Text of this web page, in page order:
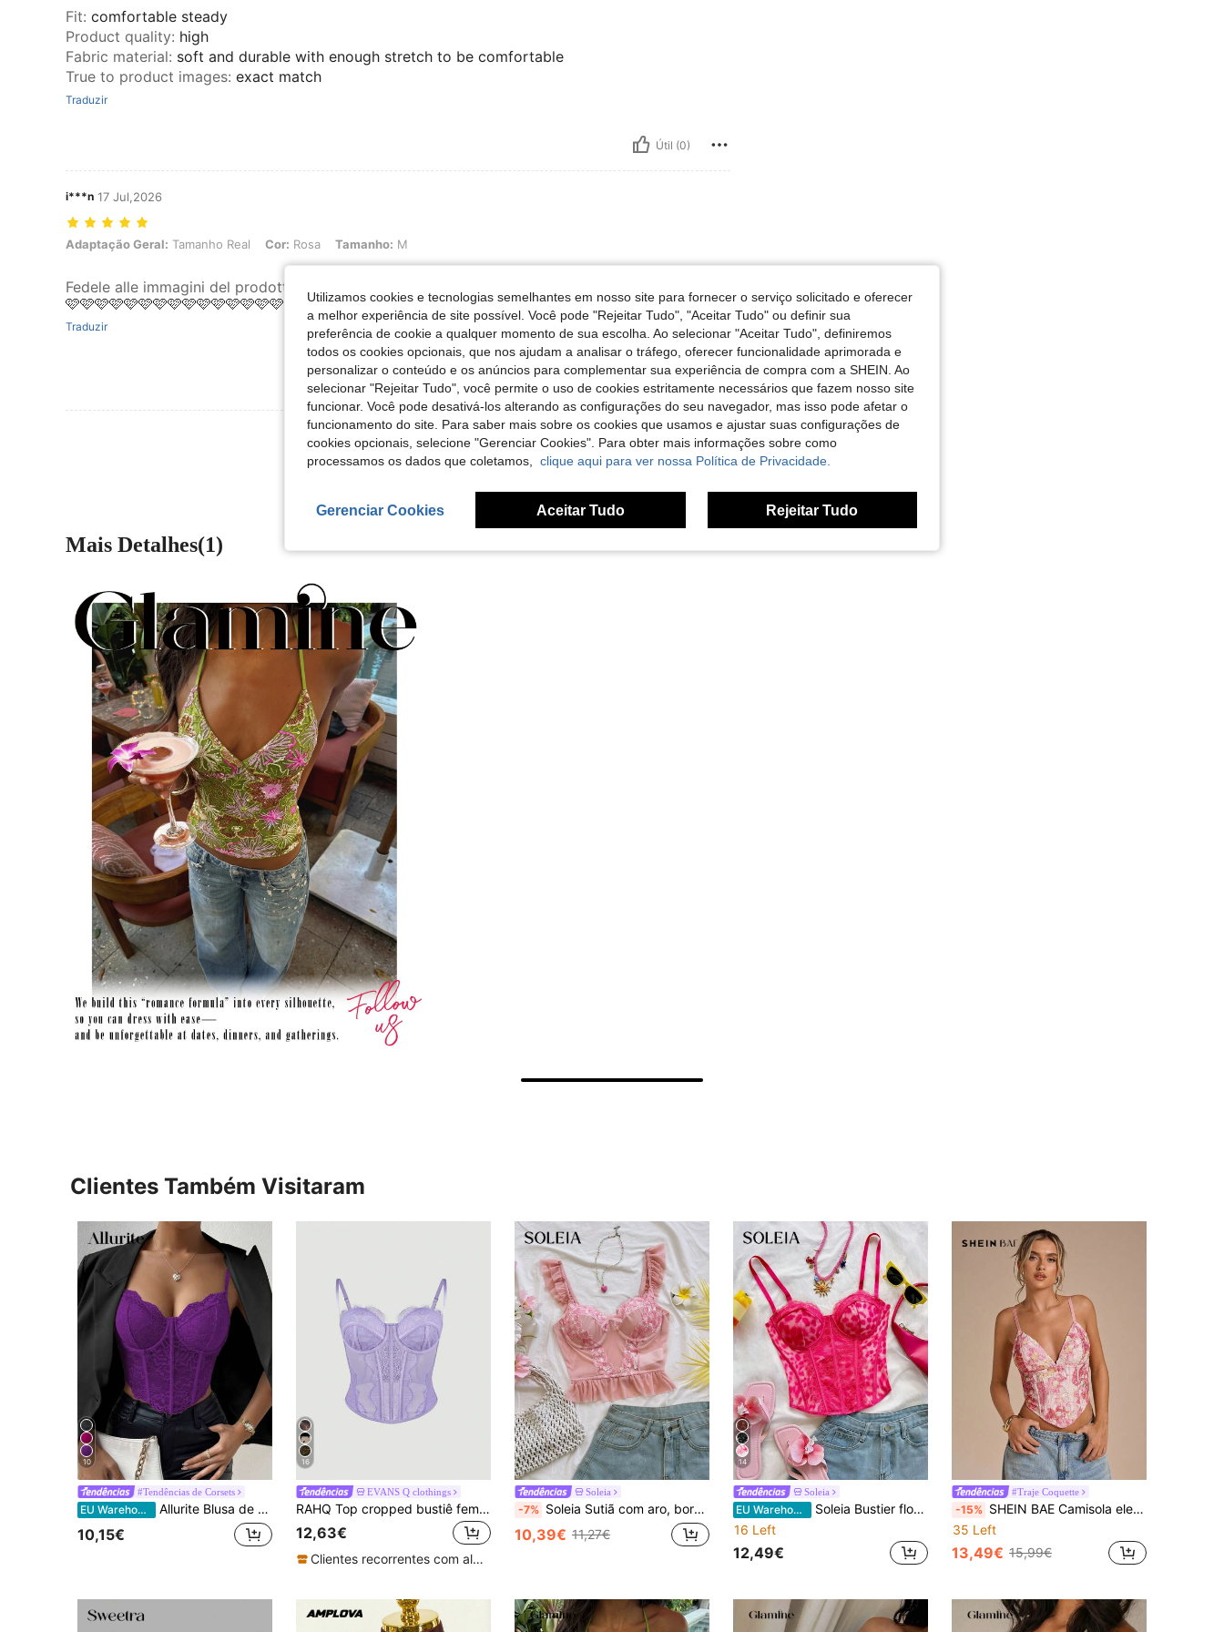
Fit: comfortable steady
Product quality: high
Fabric material: soft and durable with enough stretch to be comfortable
True to product images: exact match
Traduzir
Útil (0)
i***n 17 Jul,2026
Adaptação Geral: Tamanho Real, Cor: Rosa, Tamanho: M
Adaptação Geral: Tamanho Real Cor: Rosa Tamanho: M
Fedele alle immagini del prodotto
🩷🩷🩷🩷🩷🩷🩷🩷🩷🩷🩷🩷🩷🩷🩷🩷🩷🩷🩷🩷🩷🩷🩷🩷🌿🪻🌸✨
Traduzir
Útil (0)
Ver Mais Avaliações
Mais Detalhes(1)
Clientes Também Visitaram
10
#Tendências de Corsets
EU Warehouse Allurite Blusa de alças finas, cor sólida, decote em V com detalhe de concha, para uso casual.
10,15€
16
EVANS Q clothings
RAHQ Top cropped bustiê feminino moderno com detalhes em renda, modelagem justa, estilo camisola sexy, ideal para festas, viagens, encontros, Natal, Dia dos Namorados, Halloween e ocasiões casuais de verão.
12,63€
Clientes recorrentes com alta taxa de retorno
Soleia
-7% Soleia Sutiã com aro, bordado floral em tule semitransparente, charmoso e sensual, com alças ajustáveis.
10,39€ 11,27€
14
Soleia
EU Warehouse
Soleia Bustier floral doce e sexy com acabamento em renda e barbatanas, camisola feminina ajustada, pode ser usada como roupa interior ou exterior, para férias, encontros, Dia de São Valentim, chá da tarde
16 Left
12,49€
#Traje Coquette
-15% SHEIN BAE Camisola elegante justa com estampa bordada e renda de cor sólida outono/inverno, mini camisola, camisola com estampa de renda para encontros noturnos, camisola curta para madrinhas de casamento, camisola rosa, camisola elegante
35 Left
13,49€ 15,99€
Utilizamos cookies e tecnologias semelhantes em nosso site para fornecer o serviço solicitado e oferecer
a melhor experiência de site possível. Você pode "Rejeitar Tudo", "Aceitar Tudo" ou definir sua
preferência de cookie a qualquer momento de sua escolha. Ao selecionar "Aceitar Tudo", definiremos
todos os cookies opcionais, que nos ajudam a analisar o tráfego, oferecer funcionalidade aprimorada e
personalizar o conteúdo e os anúncios para complementar sua experiência de compra com a SHEIN. Ao
selecionar "Rejeitar Tudo", você permite o uso de cookies estritamente necessários que fazem nosso site
funcionar. Você pode desativá-los alterando as configurações do seu navegador, mas isso pode afetar o
funcionamento do site. Para saber mais sobre os cookies que usamos e ajustar suas configurações de
cookies opcionais, selecione "Gerenciar Cookies". Para obter mais informações sobre como
processamos os dados que coletamos, clique aqui para ver nossa Política de Privacidade.
Gerenciar Cookies Aceitar Tudo Rejeitar Tudo